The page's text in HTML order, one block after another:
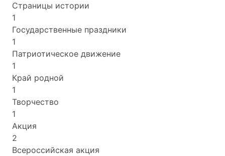
Страницы истории
1
Государственные праздники
1
Патриотическое движение
1
Край родной
1
Творчество
1
Акция
2
Всероссийская акция